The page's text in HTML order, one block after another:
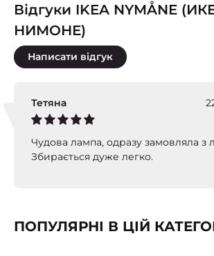
Відгуки IKEA NYMÅNE
НИМОНЕ)
Написати відгук
Тетяна
Чудова лампа, одразу замовляла з
Збирається дуже легко.
ПОПУЛЯРНІ В ЦІЙ